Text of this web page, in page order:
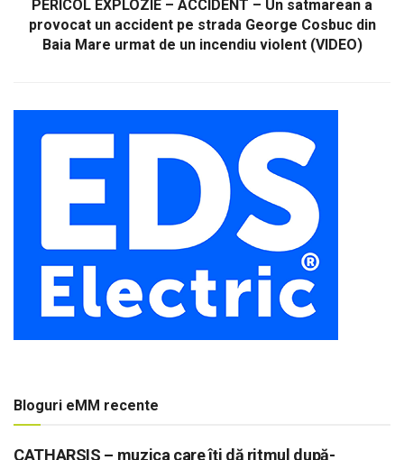
PERICOL EXPLOZIE – ACCIDENT – Un satmarean a
provocat un accident pe strada George Cosbuc din
Baia Mare urmat de un incendiu violent (VIDEO)
Bloguri eMM recente
CATHARSIS – muzica care îți dă ritmul după-